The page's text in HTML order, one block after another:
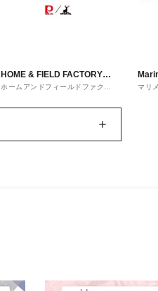
HOME & FIELD FACTORY
STORE
ホームアンドフィールドファクト
マリ